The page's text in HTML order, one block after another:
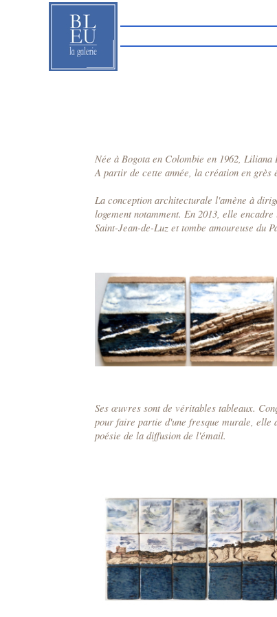
Née à Bogota en Colombie en 1962,
A partir de cette année, la création en grès
La conception architecturale l'amène à
logement notamment. En 2013, elle
Saint-Jean-de-Luz et tombe amoureuse du
Ses œuvres sont de véritables tableaux.
pour faire partie d'une fresque murale, elle
poésie de la diffusion de l'émail.